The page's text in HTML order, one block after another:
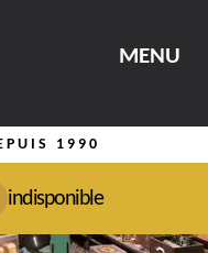
MENU
1990
indisponible